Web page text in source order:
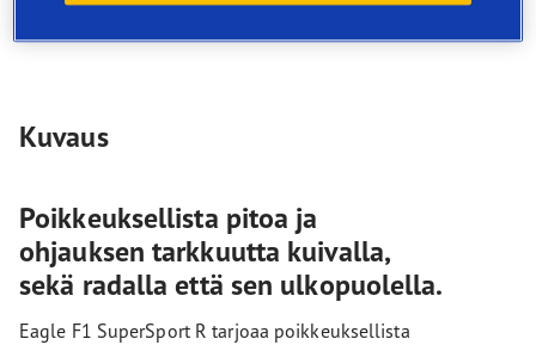
Kuvaus
Poikkeuksellista pitoa ja
ohjauksen tarkkuutta kuivalla,
sekä radalla että sen ulkopuolella.
Eagle F1 SuperSport R tarjoaa poikkeuksellista